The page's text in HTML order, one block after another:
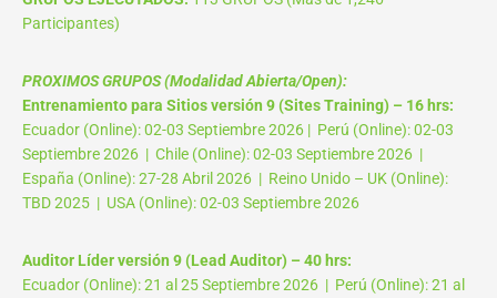
Participantes)
PROXIMOS GRUPOS (Modalidad Abierta/Open):
Entrenamiento para Sitios versión 9 (Sites Training) – 16 hrs:
Ecuador (Online): 02-03 Septiembre 2026 | Perú (Online): 02-03
Septiembre 2026 | Chile (Online): 02-03 Septiembre 2026 |
España (Online): 27-28 Abril 2026 | Reino Unido – UK (Online):
TBD 2025 | USA (Online): 02-03 Septiembre 2026
Auditor Líder versión 9 (Lead Auditor) – 40 hrs:
Ecuador (Online): 21 al 25 Septiembre 2026 | Perú (Online): 21 al